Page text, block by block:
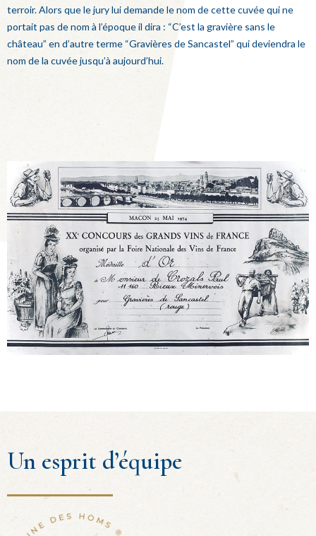
terroir. Alors que le jury lui demande le nom de cette cuvée qui ne
portait pas de nom à l’époque il dira : “C’est la gravière sans le
château” en d’autre terme “Gravières de Sancastel” qui deviendra le
nom de la cuvée jusqu’à aujourd’hui.
Un esprit d’équipe